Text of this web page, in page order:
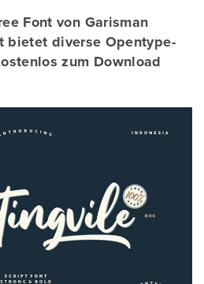
Font von Garisman
bietet diverse Opentype-
zum Download